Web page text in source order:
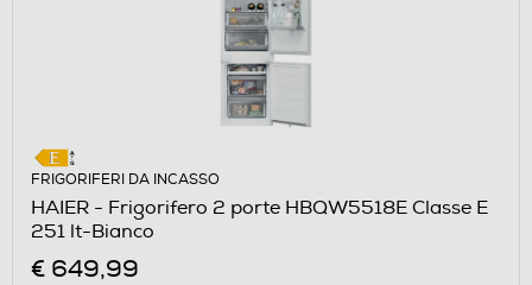
FRIGORIFERI DA INCASSO
HAIER - Frigorifero 2 porte HBQW5518E Classe E
251 lt-Bianco
€ 649,99